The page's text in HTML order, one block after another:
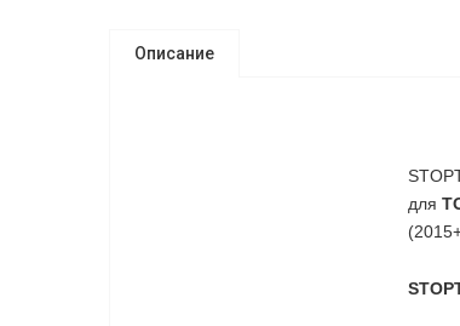
Описание
для